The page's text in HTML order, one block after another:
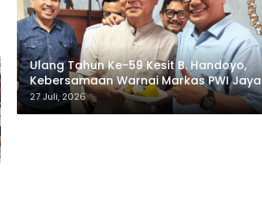
Ulang Tahun Ke-59 Kesit B. Handoyo,
Kebersamaan Warnai Markas PWI Jaya
27 Juli, 2026